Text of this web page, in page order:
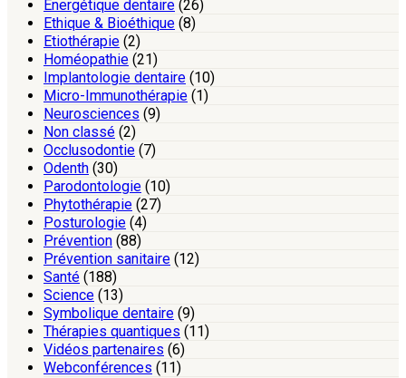
Energétique dentaire (26)
Ethique & Bioéthique (8)
Etiothérapie (2)
Homéopathie (21)
Implantologie dentaire (10)
Micro-Immunothérapie (1)
Neurosciences (9)
Non classé (2)
Occlusodontie (7)
Odenth (30)
Parodontologie (10)
Phytothérapie (27)
Posturologie (4)
Prévention (88)
Prévention sanitaire (12)
Santé (188)
Science (13)
Symbolique dentaire (9)
Thérapies quantiques (11)
Vidéos partenaires (6)
Webconférences (11)